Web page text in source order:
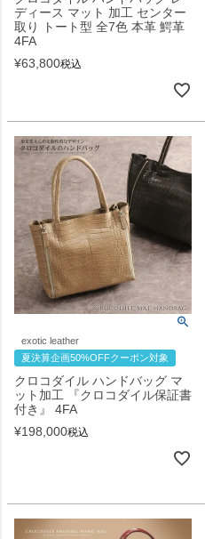
ディース マット 加工 センター
取り トート型 全7色 本革 鰐革
4FA
¥63,800税込
exotic leather
夏決算企画50%OFFクーポン対象
クロコダイル ハンドバッグ マ
ット加工 『クロコダイル保証書
付き』 4FA
¥198,000税込